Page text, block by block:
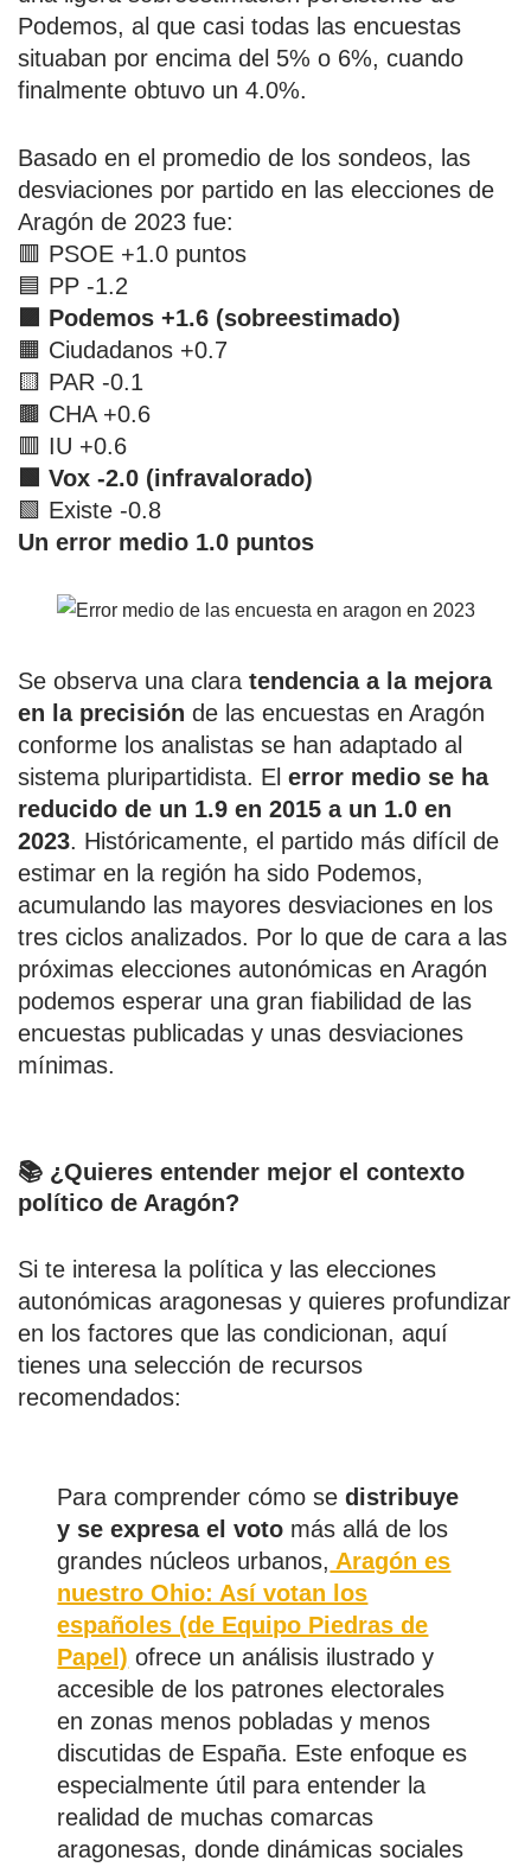
Podemos, al que casi todas las encuestas
situaban por encima del 5% o 6%, cuando
finalmente obtuvo un 4.0%.
Basado en el promedio de los sondeos, las
desviaciones por partido en las elecciones de
Aragón de 2023 fue:
🟥 PSOE +1.0 puntos
🟦 PP -1.2
🟪 Podemos +1.6 (sobreestimado)
🟧 Ciudadanos +0.7
🟨 PAR -0.1
🟫 CHA +0.6
🟥 IU +0.6
🟩 Vox -2.0 (infravalorado)
🟩 Existe -0.8
Un error medio 1.0 puntos
Se observa una clara tendencia a la mejora
en la precisión de las encuestas en Aragón
conforme los analistas se han adaptado al
sistema pluripartidista. El error medio se ha
reducido de un 1.9 en 2015 a un 1.0 en
2023. Históricamente, el partido más difícil de
estimar en la región ha sido Podemos,
acumulando las mayores desviaciones en los
tres ciclos analizados. Por lo que de cara a las
próximas elecciones autonómicas en Aragón
podemos esperar una gran fiabilidad de las
encuestas publicadas y unas desviaciones
mínimas.
📚 ¿Quieres entender mejor el contexto
político de Aragón?
Si te interesa la política y las elecciones
autonómicas aragonesas y quieres profundizar
en los factores que las condicionan, aquí
tienes una selección de recursos
recomendados:
Para comprender cómo sedistribuye
y se expresa el voto más allá de los
grandes núcleos urbanos, Aragón es
nuestro Ohio: Así votan los
españoles (de Equipo Piedras de
Papel) ofrece un análisis ilustrado y
accesible de los patrones electorales
en zonas menos pobladas y menos
discutidas de España. Este enfoque es
especialmente útil para entender la
realidad de muchas comarcas
aragonesas, donde dinámicas sociales